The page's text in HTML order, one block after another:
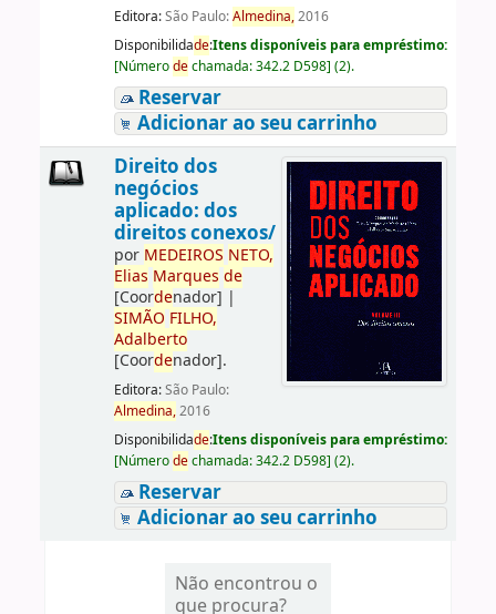
Editora:São Paulo:Almedina,2016
Disponibilidade:Itens disponíveis para empréstimo:
[Númerodechamada:342.2 D598] (2).
Reservar
Adicionar ao seu carrinho
Direito dos
negócios
aplicado: dos
direitos conexos/
por MEDEIROS NETO,
Elias Marques de
[Coordenador] |
SIMÃO FILHO,
Adalberto
[Coordenador].
Editora:São Paulo:
Almedina,2016
Disponibilidade:Itens disponíveis para empréstimo:
[Númerodechamada:342.2 D598] (2).
Reservar
Adicionar ao seu carrinho
Não encontrou o
que procura?